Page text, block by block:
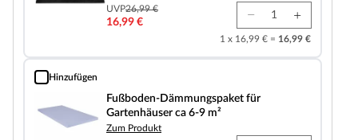
UVP26,99 €
16,99 €
1 x 16,99 € = 16,99 €
Hinzufügen
Fußboden-Dämmungspaket für Gartenhäuser ca 6-9 m²
Fußboden-Dämmungspaket für
Gartenhäuser ca 6-9 m²
Zum Produkt